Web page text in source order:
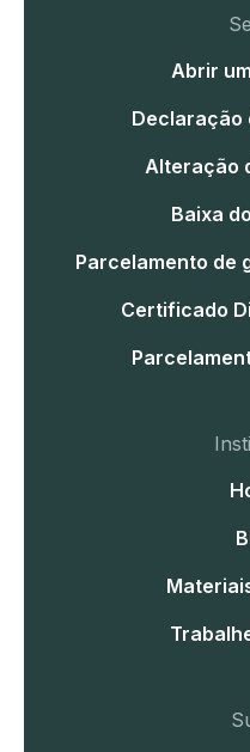
Abrir
Declaração
Alteração
Baixa
Parcelamento de
Certificado